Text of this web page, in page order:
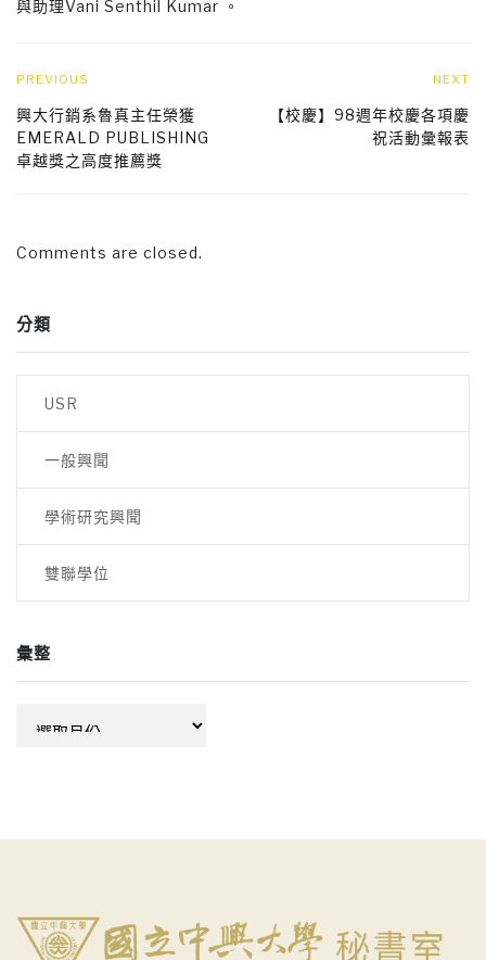
與助理Vani Senthil Kumar 。
PREVIOUS
興大行銷系魯真主任榮獲
EMERALD PUBLISHING
卓越獎之高度推薦獎
NEXT
【校慶】98週年校慶各項慶
祝活動彙報表
Comments are closed.
分類
USR
一般興聞
學術研究興聞
雙聯學位
彙整